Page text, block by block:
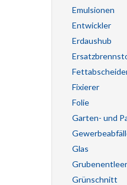
Emulsionen
Entwickler
Erdaushub
Fixierer
Folie
Garten- und
Glas
Grünschnitt